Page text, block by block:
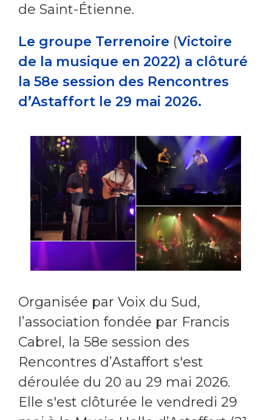
de Saint-Étienne.
Le groupe Terrenoire (Victoire
de la musique en 2022) a clôturé
la 58e session des Rencontres
d’Astaffort le 29 mai 2026.
Organisée par Voix du Sud,
l’association fondée par Francis
Cabrel, la 58e session des
Rencontres d’Astaffort s'est
déroulée du 20 au 29 mai 2026.
Elle s'est clôturée le vendredi 29